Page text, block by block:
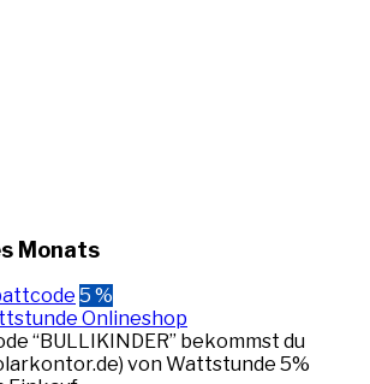
Monats
5 %
Onlineshop
“BULLIKINDER” bekommst du
von Wattstunde 5%